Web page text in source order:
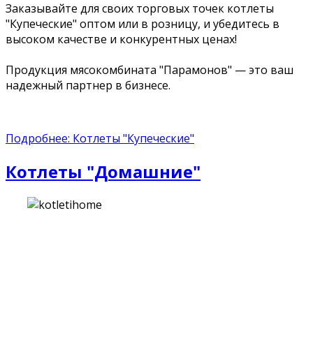
Заказывайте для своих торговых точек котлеты
"Купеческие" оптом или в розницу, и убедитесь в
высоком качестве и конкурентных ценах!
Продукция мясокомбината "Парамонов" — это ваш
надежный партнер в бизнесе.
Подробнее: Котлеты "Купеческие"
Котлеты "Домашние"